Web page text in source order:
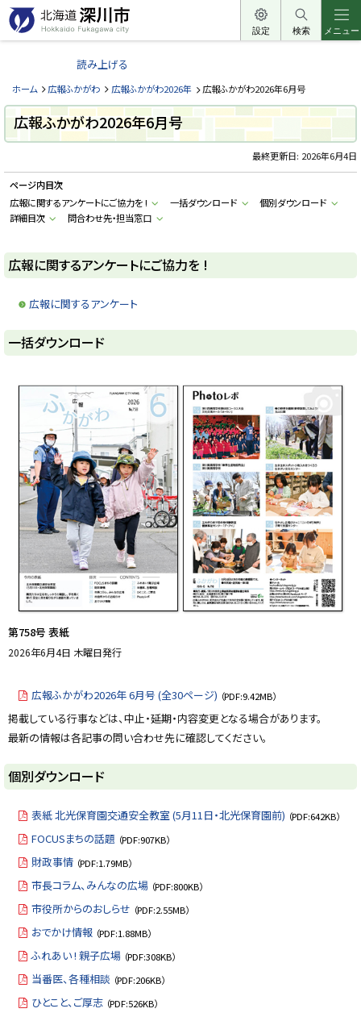
本
文
へ
ュ
へ
北
道
深
川
市
k
a
d
u
k
a
i
t
設定 検索 メニュー
読み上げる
ホーム 広報ふかがわ 広報ふかがわ2026年 広報ふかがわ2026年6月号
広報ふかがわ2026年6月号
最終更新日: 2026年6月4日
ページ内目次
広報に関するアンケートにご協力を !
一括ダウンロード
個別ダウンロード
詳細目次
問合わせ先・担当窓口
広報に関するアンケートにご協力を !
広報に関するアンケート
ト
ッ
一括ダウンロード
第758号 表紙
2026年6月4日 木曜日発行
広報ふかがわ2026年 6月号 (全30ページ) （PDF:9.42MB）
掲載している行事などは、中止・延期・内容変更となる場合があります。
最新の情報は各記事の問い合わせ先に確認してください。
ト
ッ
個別ダウンロード
表紙 北光保育園交通安全教室 (5月11日・北光保育園前) （PDF:642KB）
FOCUSまちの話題 （PDF:907KB）
財政事情 （PDF:1.79MB）
市長コラム、みんなの広場 （PDF:800KB）
市役所からのおしらせ （PDF:2.55MB）
おでかけ情報 （PDF:1.88MB）
ふれあい ! 親子広場 （PDF:308KB）
当番医、各種相談 （PDF:206KB）
ひとこと、ご厚志 （PDF:526KB）